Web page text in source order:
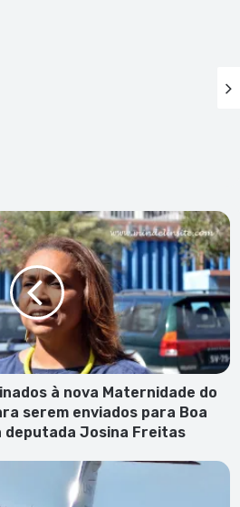
à nova Maternidade do
serem enviados para Boa
deputada Josina Freitas